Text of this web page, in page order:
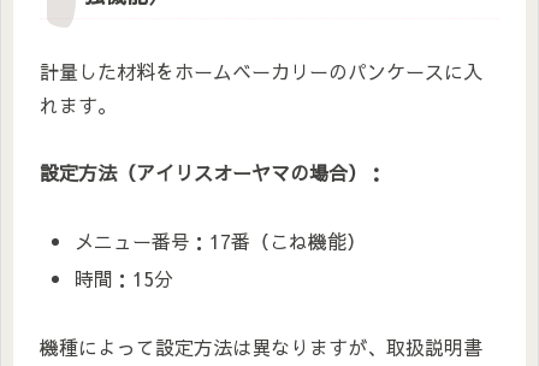
計量した材料をホームベーカリーのパンケースに入
れます。
設定方法（アイリスオーヤマの場合）：
メニュー番号：17番（こね機能）
時間：15分
機種によって設定方法は異なりますが、取扱説明書